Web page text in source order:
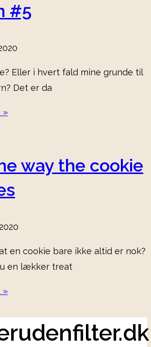
#5
Eller i hvert fald mine grunde til
Det er da
»
way the cookie
en cookie bare ikke altid er nok?
en lækker treat
»